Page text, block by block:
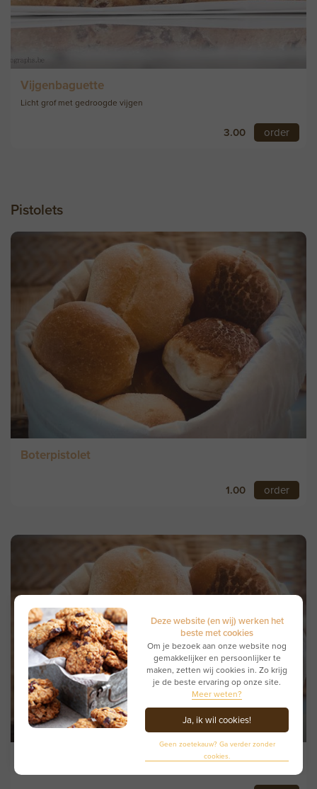
Vijgenbaguette
Licht grof met gedroogde vijgen
3.00 order
Pistolets
Boterpistolet
1.00 order
Deze website (en wij) werken het
beste met cookies
Om je bezoek aan onze website nog
gemakkelijker en persoonlijker te
maken, zetten wij cookies in. Zo krijg
je de beste ervaring op onze site.
Meer weten?
Ja, ik wil cookies!
Geen zoetekauw? Ga verder zonder
cookies.